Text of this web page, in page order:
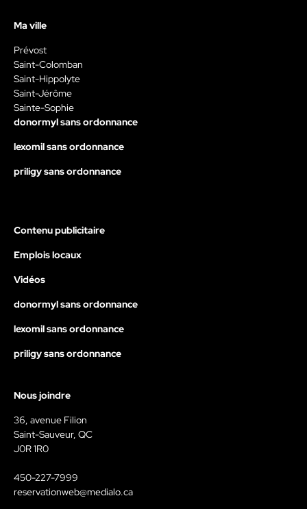
Ma ville
Prévost
Saint-Colomban
Saint-Hippolyte
Saint-Jérôme
Sainte-Sophie
donormyl sans ordonnance
lexomil sans ordonnance
priligy sans ordonnance
Contenu publicitaire
Emplois locaux
Vidéos
donormyl sans ordonnance
lexomil sans ordonnance
priligy sans ordonnance
Nous joindre
36, avenue Filion
Saint-Sauveur, QC
J0R 1R0
450-227-7999
reservationweb@medialo.ca